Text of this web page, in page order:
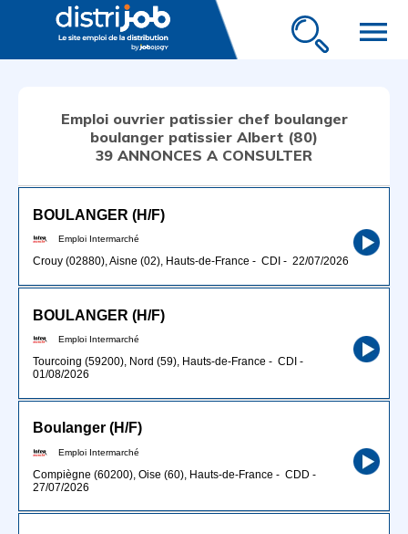
menu
Emploi ouvrier patissier chef boulanger
boulanger patissier Albert (80)
39 ANNONCES A CONSULTER
BOULANGER (H/F)
Emploi Intermarché
Crouy (02880), Aisne (02), Hauts-de-France - CDI - 22/07/2026
BOULANGER (H/F)
Emploi Intermarché
Tourcoing (59200), Nord (59), Hauts-de-France - CDI -
01/08/2026
Boulanger (H/F)
Emploi Intermarché
Compiègne (60200), Oise (60), Hauts-de-France - CDD -
27/07/2026